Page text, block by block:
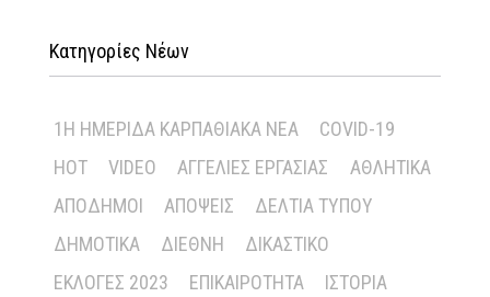
Κατηγορίες Νέων
1Η ΗΜΕΡΊΔΑ ΚΑΡΠΑΘΙΑΚΆ ΝΈΑ
COVID-19
HOT
VIDEO ΑΓΓΕΛΊΕΣ ΕΡΓΑΣΊΑΣ
ΑΘΛΗΤΙΚΆ
ΑΠΌΔΗΜΟΙ
ΑΠΌΨΕΙΣ
ΔΕΛΤΊΑ ΤΎΠΟΥ
ΔΗΜΟΤΙΚΆ
ΔΙΕΘΝΉ
ΔΙΚΑΣΤΙΚΌ
ΕΚΛΟΓΈΣ 2023
ΕΠΙΚΑΙΡΌΤΗΤΑ
ΙΣΤΟΡΊΑ